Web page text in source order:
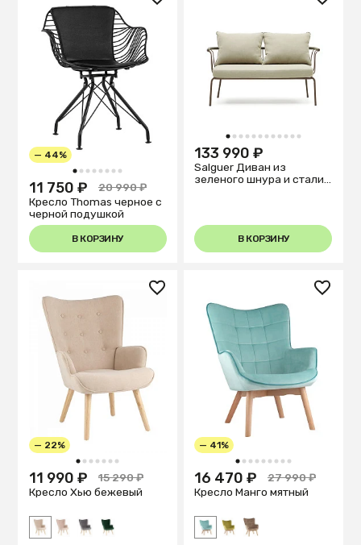
1 2 3 4 5 6 7 8
— 44%
11 750 ₽
20 990 ₽
Кресло Thomas черное с
черной подушкой
В КОРЗИНУ
1 2 3 4 5 6 7 8 9 101112
133 990 ₽
Salguer Диван из
зеленого шнура и стали
В КОРЗИНУ
1 2 3 4 5 6 7
— 22%
11 990 ₽
15 290 ₽
Кресло Хью бежевый
1 2 3 4 5 6 7 8 9
— 41%
16 470 ₽
27 990 ₽
Кресло Манго мятный